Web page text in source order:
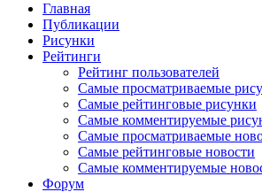
Главная
Публикации
Рисунки
Рейтинги
Рейтинг пользователей
Самые просматриваемые
Самые рейтинговые рисунки
Самые комментируемые
Самые просматриваемые
Самые рейтинговые новости
Самые комментируемые
Форум